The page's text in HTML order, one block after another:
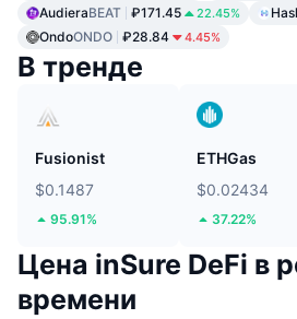
AudieraBEAT ₽171.45 22.45%
OndoONDO ₽28.84 4.45%
В тренде
Fusionist
$0.1487
95.91%
ETHGas
$0.02434
37.22%
Цена inSure DeFi в
времени